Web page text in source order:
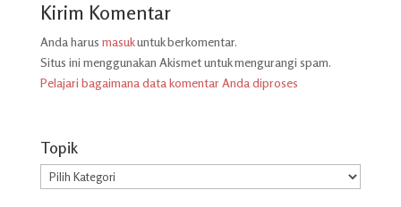
Kirim Komentar
Anda harus masukuntuk berkomentar.
Situs ini menggunakan Akismet untuk mengurangi spam.
Pelajari bagaimana data komentar Anda diproses
Topik
Topik